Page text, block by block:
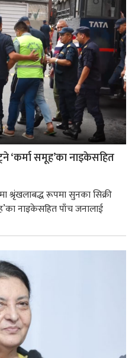
‘कर्मा समूह’का नाइकेसहित
श्रृंखलाबद्ध रूपमा सुनका सिक्री
नाइकेसहित पाँच जनालाई